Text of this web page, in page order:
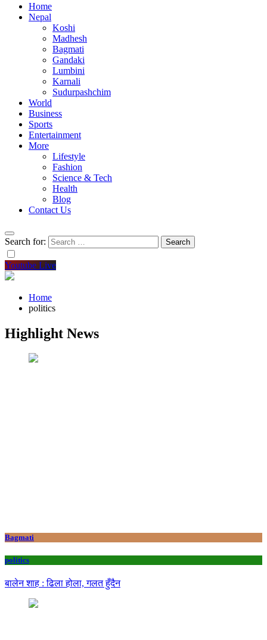
Home
Nepal
Koshi
Madhesh
Bagmati
Gandaki
Lumbini
Karnali
Sudurpashchim
World
Business
Sports
Entertainment
More
Lifestyle
Fashion
Science & Tech
Health
Blog
Contact Us
Search for:
Youtube Live
Home
politics
Highlight News
Bagmati
politics
बालेन शाह : ढिला होला, गलत हुँदैन